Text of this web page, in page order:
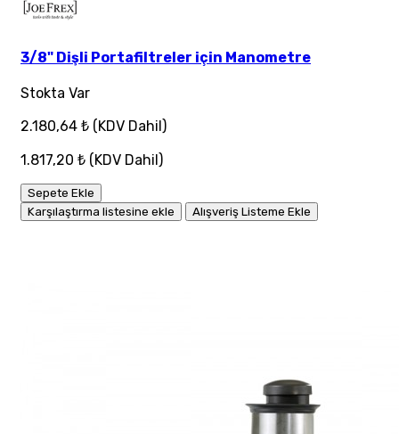
3/8" Dişli Portafiltreler için Manometre
Stokta Var
2.180,64 ₺ (KDV Dahil)
1.817,20 ₺ (KDV Dahil)
Sepete Ekle
Karşılaştırma listesine ekle
Alışveriş Listeme Ekle